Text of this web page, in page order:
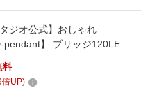
ジオ公式】おしゃれ
pendant】 ブリッジ120LED
調光 調色 LED内蔵 ペン
ング 1灯1200lmLED 高寿
天井照明 バーライト ダク
料
倍UP)